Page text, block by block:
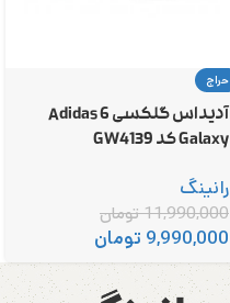
حراج
آدیداس گلکسی 6 Adidas
Galaxy کد GW4139
رانینگ
11,990,000تومان
9,990,000 تومان